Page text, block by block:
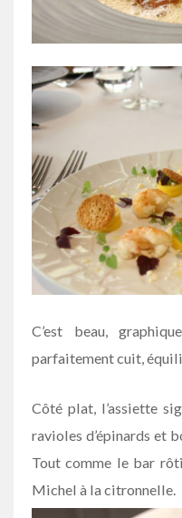
C’est beau,
parfaitement cuit,
Côté plat, l’assiette
ravioles d’épinards et
Tout comme le bar
Michel à la citronnelle.